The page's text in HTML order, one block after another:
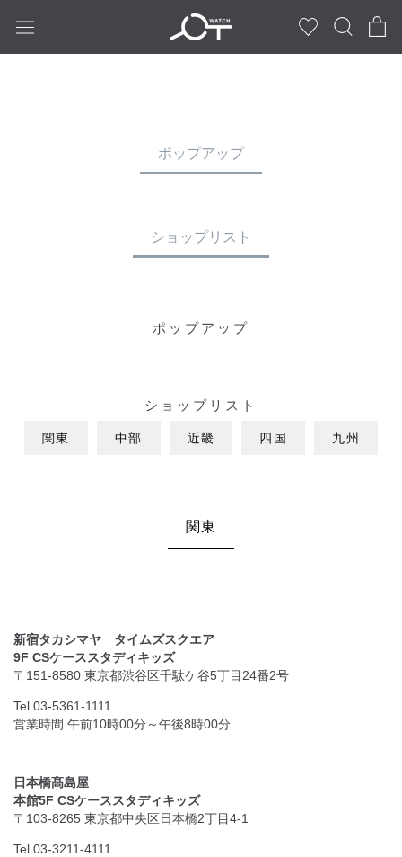
ッ
ポップアップ
ショップリスト
ポップアップ
ショップリスト
関東 中部 近畿 四国 九州
関東
新宿タカシマヤ タイムズスクエア
9F CSケーススタディキッズ
〒151-8580 東京都渋谷区千駄ケ谷5丁目24番2号
Tel.03-5361-1111
営業時間 午前10時00分～午後8時00分
日本橋髙島屋
本館5F CSケーススタディキッズ
〒103-8265 東京都中央区日本橋2丁目4-1
Tel.03-3211-4111